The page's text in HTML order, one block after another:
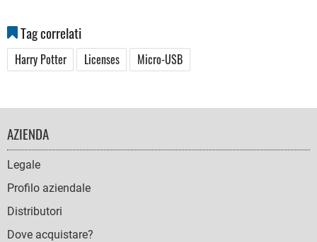
Tag correlati
Harry Potter Licenses Micro-USB
FOOTER
NAVIGATION
AZIENDA
Legale
Profilo aziendale
Distributori
Dove acquistare?